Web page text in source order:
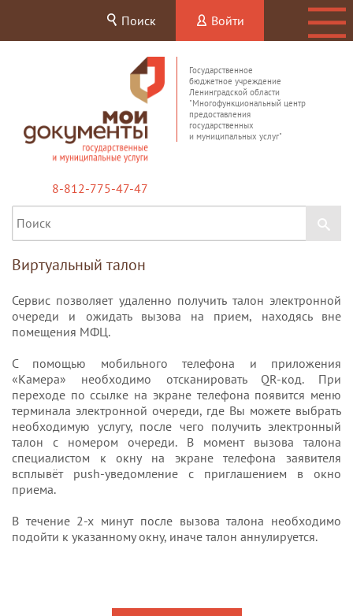
Поиск Войти
Государственное
бюджетное учреждение
Ленинградской области
"Многофункциональный центр
предоставления
государственных
и муниципальных услуг"
8-812-775-47-47
Виртуальный талон
Сервис позволяет удаленно получить талон электронной
очереди и ожидать вызова на прием, находясь вне
помещения МФЦ.
С помощью мобильного телефона и приложения
«Камера» необходимо отсканировать QR-код. При
переходе по ссылке на экране телефона появится меню
терминала электронной очереди, где Вы можете выбрать
необходимую услугу, после чего получить электронный
талон с номером очереди. В момент вызова талона
специалистом к окну на экране телефона заявителя
всплывёт push-уведомление с приглашением в окно
приема.
В течение 2-х минут после вызова талона необходимо
подойти к указанному окну, иначе талон аннулируется.